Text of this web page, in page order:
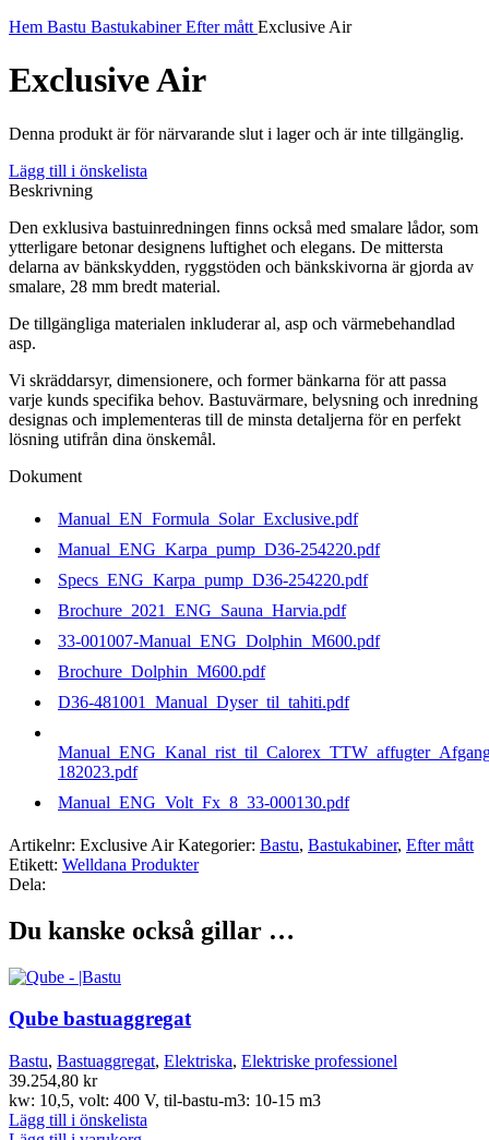
Hem Bastu BastukabinerEfter mått Exclusive Air
Exclusive Air
Denna produkt är för närvarande slut i lager och är inte tillgänglig.
Lägg till i önskelista
Beskrivning
Den exklusiva bastuinredningen finns också med smalare lådor, som
ytterligare betonar designens luftighet och elegans. De mittersta
delarna av bänkskydden, ryggstöden och bänkskivorna är gjorda av
smalare, 28 mm bredt material.
De tillgängliga materialen inkluderar al, asp och värmebehandlad
asp.
Vi skräddarsyr, dimensionere, och former bänkarna för att passa
varje kunds specifika behov. Bastuvärmare, belysning och inredning
designas och implementeras till de minsta detaljerna för en perfekt
lösning utifrån dina önskemål.
Dokument
Manual_EN_Formula_Solar_Exclusive.pdf
Manual_ENG_Karpa_pump_D36-254220.pdf
Specs_ENG_Karpa_pump_D36-254220.pdf
Brochure_2021_ENG_Sauna_Harvia.pdf
33-001007-Manual_ENG_Dolphin_M600.pdf
Brochure_Dolphin_M600.pdf
D36-481001_Manual_Dyser_til_tahiti.pdf
182023.pdf
Manual_ENG_Volt_Fx_8_33-000130.pdf
Artikelnr: Exclusive AirKategorier: Bastu, Bastukabiner, Efter mått
Etikett: Welldana Produkter
Dela:
Du kanske också gillar …
Qube bastuaggregat
Bastu, Bastuaggregat, Elektriska, Elektriske professionel
39.254,80 kr
kw: 10,5, volt: 400 V, til-bastu-m3: 10-15 m3
Lägg till i önskelista